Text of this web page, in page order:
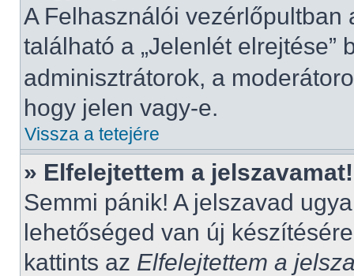
A Felhasználói vezérlőpultban
található a „Jelenlét elrejtése”
adminisztrátorok, a
hogy jelen vagy-e.
Vissza a tetejére
» Elfelejtettem a jelszavamat!
Semmi pánik! A jelszavad
lehetőséged van új
kattints az Elfelejtettem a